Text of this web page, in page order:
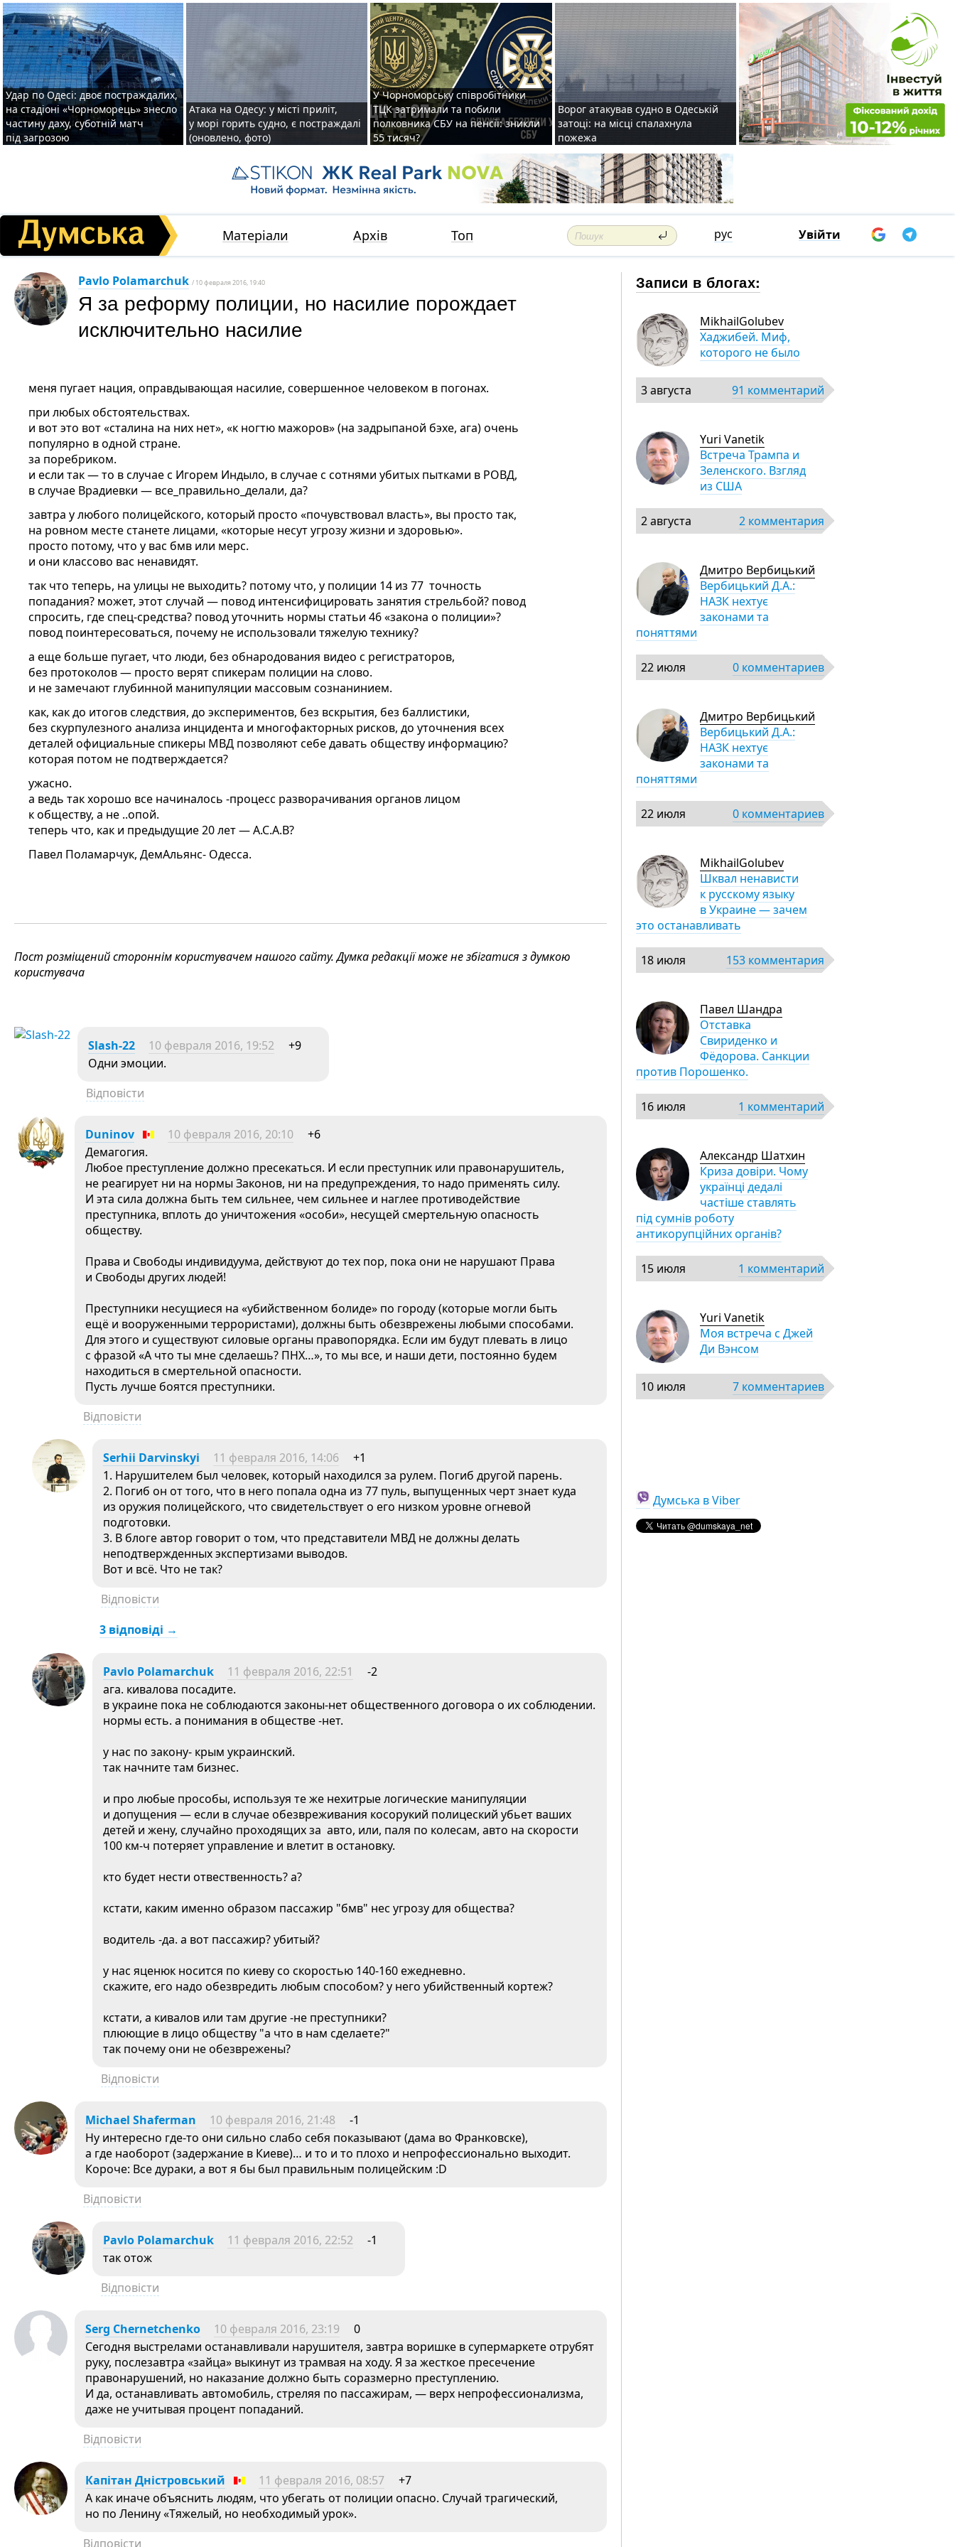
Удар по Одесі: двоє постраждалих,
на стадіоні «Чорноморець» знесло
частину даху, суботній матч
під загрозою
Атака на Одесу: у місті приліт,
у морі горить судно, є постраждалі
(оновлено, фото)
У Чорноморську співробітники
ТЦК затримали та побили
полковника СБУ на пенсії: зникли
55 тисяч?
Ворог атакував судно в Одеській
затоці: на місці спалахнула
пожежа
Матеріали Архів Топ рус Увійти
Pavlo Polamarchuk / 10 февраля 2016, 19:40
Я за реформу полиции, но насилие порождает
исключительно насилие
меня пугает нация, оправдывающая насилие, совершенное человеком в погонах.
при любых обстоятельствах.
и вот это вот «сталина на них нет», «к ногтю мажоров» (на задрыпаной бэхе, ага) очень
популярно в одной стране.
за поребриком.
и если так — то в случае с Игорем Индыло, в случае с сотнями убитых пытками в РОВД,
в случае Врадиевки — все_правильно_делали, да?
завтра у любого полицейского, который просто «почувствовал власть», вы просто так,
на ровном месте станете лицами, «которые несут угрозу жизни и здоровью».
просто потому, что у вас бмв или мерс.
и они классово вас ненавидят.
так что теперь, на улицы не выходить? потому что, у полиции 14 из 77 точность
попадания? может, этот случай — повод интенсифицировать занятия стрельбой? повод
спросить, где спец-средства? повод уточнить нормы статьи 46 «закона о полиции»?
повод поинтересоваться, почему не использовали тяжелую технику?
а еще больше пугает, что люди, без обнародования видео с регистраторов,
без протоколов — просто верят спикерам полиции на слово.
и не замечают глубинной манипуляции массовым сознанинием.
как, как до итогов следствия, до экспериментов, без вскрытия, без баллистики,
без скурпулезного анализа инцидента и многофакторных рисков, до уточнения всех
деталей официальные спикеры МВД позволяют себе давать обществу информацию?
которая потом не подтверждается?
ужасно.
а ведь так хорошо все начиналось -процесс разворачивания органов лицом
к обществу, а не ..опой.
теперь что, как и предыдущие 20 лет — А.С.А.В?
Павел Поламарчук, ДемАльянс- Одесса.
Пост розміщений стороннім користувачем нашого сайту. Думка редакції може не збігатися з думкою
користувача
Slash-22 10 февраля 2016, 19:52
+9
Одни эмоции.
Відповісти
Duninov 10 февраля 2016, 20:10
+6
Демагогия.
Любое преступление должно пресекаться. И если преступник или правонарушитель,
не реагирует ни на нормы Законов, ни на предупреждения, то надо применять силу.
И эта сила должна быть тем сильнее, чем сильнее и наглее противодействие
преступника, вплоть до уничтожения «особи», несущей смертельную опасность
обществу.
Права и Свободы индивидуума, действуют до тех пор, пока они не нарушают Права
и Свободы других людей!
Преступники несущиеся на «убийственном болиде» по городу (которые могли быть
ещё и вооруженными террористами), должны быть обезврежены любыми способами.
Для этого и существуют силовые органы правопорядка. Если им будут плевать в лицо
с фразой «А что ты мне сделаешь? ПНХ…», то мы все, и наши дети, постоянно будем
находиться в смертельной опасности.
Пусть лучше боятся преступники.
Відповісти
Serhii Darvinskyi 11 февраля 2016, 14:06
+1
1. Нарушителем был человек, который находился за рулем. Погиб другой парень.
2. Погиб он от того, что в него попала одна из 77 пуль, выпущенных черт знает куда
из оружия полицейского, что свидетельствует о его низком уровне огневой
подготовки.
3. В блоге автор говорит о том, что представители МВД не должны делать
неподтвержденных экспертизами выводов.
Вот и всё. Что не так?
Відповісти
3 відповіді →
Pavlo Polamarchuk 11 февраля 2016, 22:51
-2
ага. кивалова посадите.
в украине пока не соблюдаются законы-нет общественного договора о их соблюдении.
нормы есть. а понимания в обществе -нет.
у нас по закону- крым украинский.
так начните там бизнес.
и про любые прособы, используя те же нехитрые логические манипуляции
и допущения — если в случае обезвреживания косорукий полицеский убьет ваших
детей и жену, случайно проходящих за авто, или, паля по колесам, авто на скорости
100 км-ч потеряет управление и влетит в остановку.
кто будет нести отвественность? а?
кстати, каким именно образом пассажир "бмв" нес угрозу для общества?
водитель -да. а вот пассажир? убитый?
у нас яценюк носится по киеву со скоростью 140-160 ежедневно.
скажите, его надо обезвредить любым способом? у него убийственный кортеж?
кстати, а кивалов или там другие -не преступники?
плюющие в лицо обществу "а что в нам сделаете?"
так почему они не обезврежены?
Відповісти
Michael Shaferman 10 февраля 2016, 21:48
-1
Ну интересно где-то они сильно слабо себя показывают (дама во Франковске),
а где наоборот (задержание в Киеве)… и то и то плохо и непрофессионально выходит.
Короче: Все дураки, а вот я бы был правильным полицейским :D
Відповісти
Pavlo Polamarchuk 11 февраля 2016, 22:52
-1
так отож
Відповісти
Serg Chernetchenko 10 февраля 2016, 23:19
0
Сегодня выстрелами останавливали нарушителя, завтра воришке в супермаркете отрубят
руку, послезавтра «зайца» выкинут из трамвая на ходу. Я за жесткое пресечение
правонарушений, но наказание должно быть соразмерно преступлению.
И да, останавливать автомобиль, стреляя по пассажирам, — верх непрофессионализма,
даже не учитывая процент попаданий.
Відповісти
Капітан Дністровський 11 февраля 2016, 08:57
+7
А как иначе объяснить людям, что убегать от полиции опасно. Случай трагический,
но по Ленину «Тяжелый, но необходимый урок».
Відповісти
Записи в блогах:
MikhailGolubev
Хаджибей. Миф,
которого не было
3 августа 91 комментарий
Yuri Vanetik
Встреча Трампа и
Зеленского. Взгляд
из США
2 августа 2 комментария
Дмитро Вербицький
Вербицький Д.А.:
НАЗК нехтує
законами та
поняттями
22 июля 0 комментариев
Дмитро Вербицький
Вербицький Д.А.:
НАЗК нехтує
законами та
поняттями
22 июля 0 комментариев
MikhailGolubev
Шквал ненависти
к русскому языку
в Украине — зачем
это останавливать
18 июля 153 комментария
Павел Шандра
Отставка
Свириденко и
Фёдорова. Санкции
против Порошенко.
16 июля 1 комментарий
Александр Шатхин
Криза довіри. Чому
українці дедалі
частіше ставлять
під сумнів роботу
антикорупційних органів?
15 июля 1 комментарий
Yuri Vanetik
Моя встреча с Джей
Ди Вэнсом
10 июля 7 комментариев
Думська в Viber